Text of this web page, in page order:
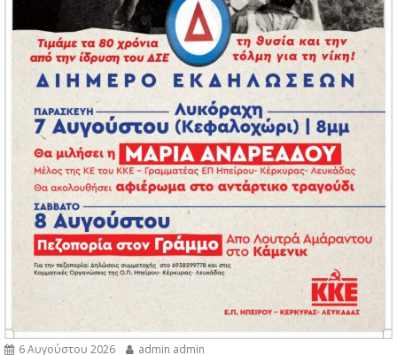
6 Αυγούστου 2026 admin admin